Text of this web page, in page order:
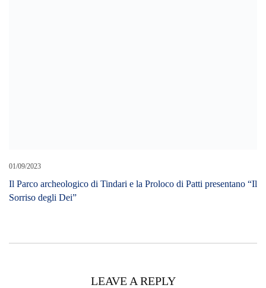
01/09/2023
Il Parco archeologico di Tindari e la Proloco di Patti presentano “Il
Sorriso degli Dei”
LEAVE A REPLY